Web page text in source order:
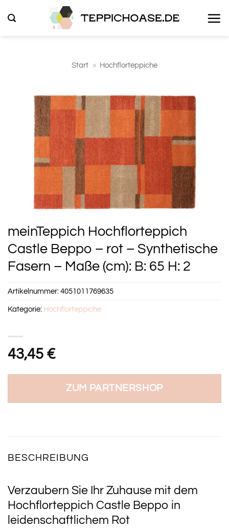
Inhalt
Start » Hochflorteppiche
meinTeppich Hochflorteppich
Castle Beppo – rot – Synthetische
Fasern – Maße (cm): B: 65 H: 2
43,45 €
ZUM PARTNERSHOP
Artikelnummer:4051011769635
Kategorie: Hochflorteppiche
BESCHREIBUNG
Verzaubern Sie Ihr Zuhause mit dem
Hochflorteppich Castle Beppo in
leidenschaftlichem Rot